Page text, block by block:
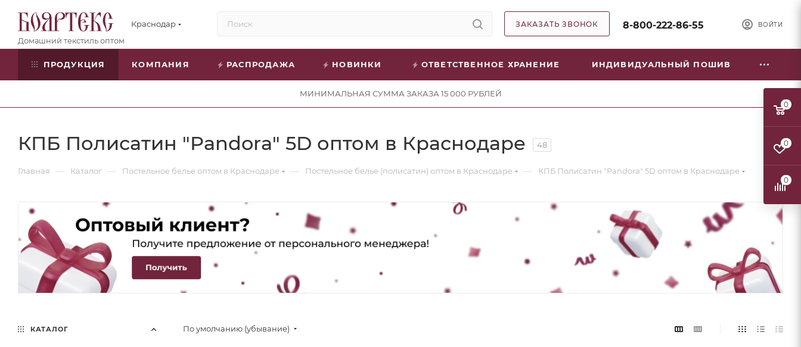
Краснодар ЗАКАЗАТЬ ЗВОНОК ВОЙТИ
8-800-222-86-55
ПРОДУКЦИЯ КОМПАНИЯ РАСПРОДАЖА НОВИНКИ ОТВЕТСТВЕННОЕ ХРАНЕНИЕ ИНДИВИДУАЛЬНЫЙ ПОШИВ
МИНИМАЛЬНАЯ СУММА ЗАКАЗА 15 000 РУБЛЕЙ
КПБ Полисатин "Pandora" 5D оптом в Краснодаре 48
Главная — Каталог — Постельное белье оптом в Краснодаре — Постельное белье (полисатин) оптом в Краснодаре — КПБ Полисатин "Pandora" 5D оптом в Краснодаре
По умолчанию (убывание)
КАТАЛОГ
0
0
0